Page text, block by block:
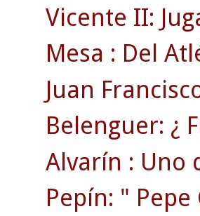
Vicente II:
Mesa : Del
Juan
Belenguer: ¿
Alvarín : Uno
Pepín: " Pepe